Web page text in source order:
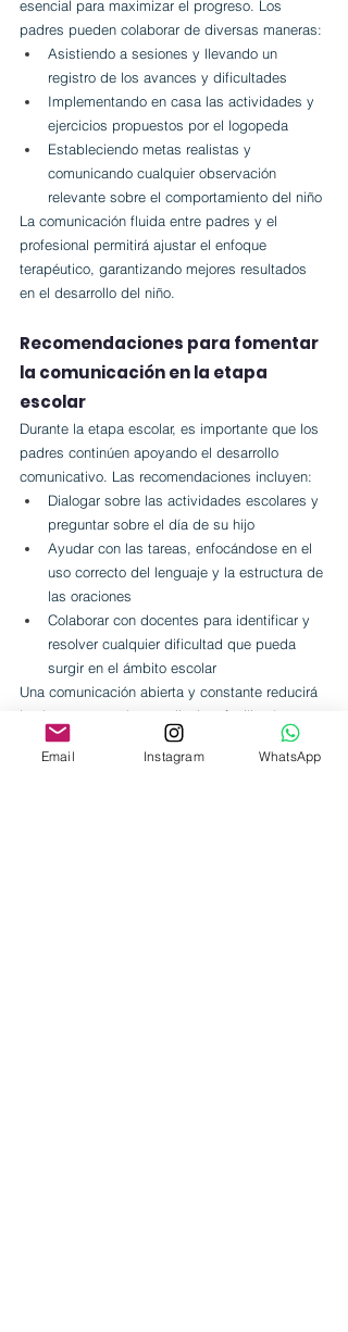
esencial para maximizar el progreso. Los
padres pueden colaborar de diversas maneras:
Asistiendo a sesiones y llevando un
registro de los avances y dificultades
Implementando en casa las actividades y
ejercicios propuestos por el logopeda
Estableciendo metas realistas y
comunicando cualquier observación
relevante sobre el comportamiento del niño
La comunicación fluida entre padres y el
profesional permitirá ajustar el enfoque
terapéutico, garantizando mejores resultados
en el desarrollo del niño.
Recomendaciones para fomentar
la comunicación en la etapa
escolar
Durante la etapa escolar, es importante que los
padres continúen apoyando el desarrollo
comunicativo. Las recomendaciones incluyen:
Dialogar sobre las actividades escolares y
preguntar sobre el día de su hijo
Ayudar con las tareas, enfocándose en el
uso correcto del lenguaje y la estructura de
las oraciones
Colaborar con docentes para identificar y
resolver cualquier dificultad que pueda
surgir en el ámbito escolar
Una comunicación abierta y constante reducirá
las barreras en el aprendizaje y facilitará un
desarrollo más armónico.
Email Instagram WhatsApp